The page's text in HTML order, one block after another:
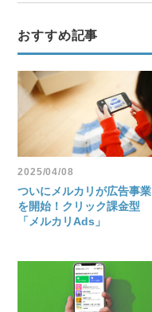
おすすめ記事
2025/04/08
ついにメルカリが広告事業
を開始！クリック課金型
「メルカリAds」